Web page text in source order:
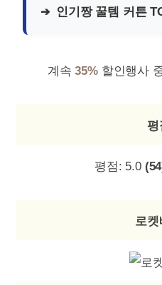
인기짱 꿀템 커튼
계속35%할인행사
평
평점: 5.0
로켓